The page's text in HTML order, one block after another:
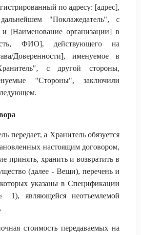
по адресу: [адрес],
"Поклажедатель", с
[Наименование организации] в
ФИО], действующего на
Доверенности], именуемое в
с другой стороны,
"Стороны", заключили
передает, а Хранитель обязуется
настоящим договором,
принять, хранить и возвратить в
(далее - Вещи), перечень и
которых указаны в Спецификации
являющейся неотъемлемой
стоимость передаваемых на